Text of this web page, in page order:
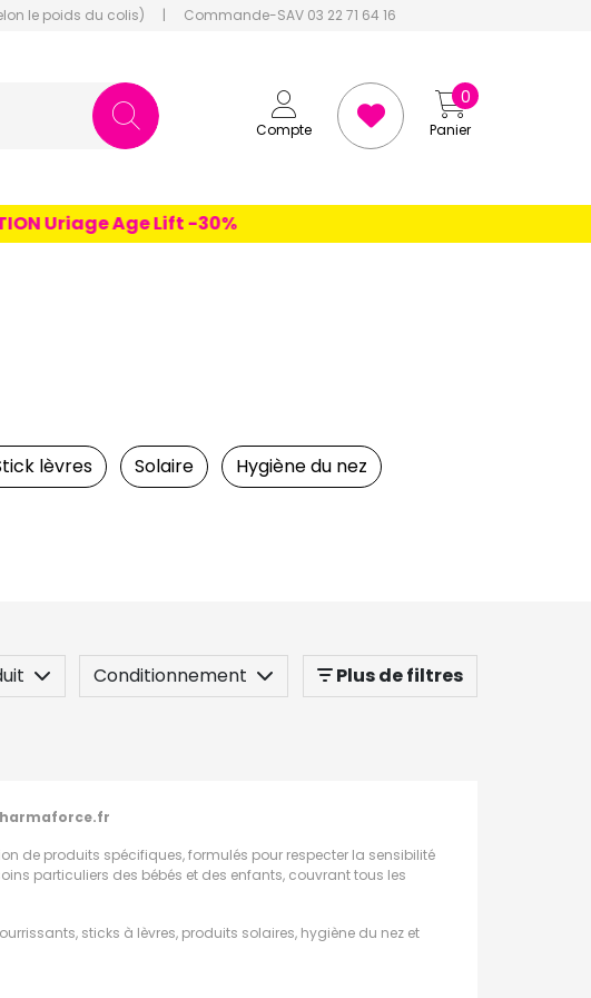
le poids du colis) | Commande-SAV 03 22 71 64 16
Compte Panier
0
Uriage Age Lift -30%
lèvres Solaire
Hygiène du nez
Conditionnement
Plus de filtres
de produits spécifiques, formulés pour respecter la sensibilité
particuliers des bébés et des enfants, couvrant tous les
sticks à lèvres, produits solaires, hygiène du nez et